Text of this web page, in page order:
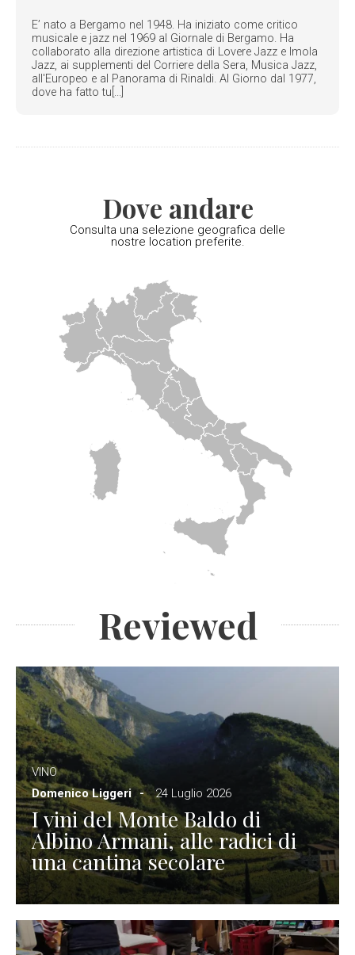
E’ nato a Bergamo nel 1948. Ha iniziato come critico
musicale e jazz nel 1969 al Giornale di Bergamo. Ha
collaborato alla direzione artistica di Lovere Jazz e Imola
Jazz, ai supplementi del Corriere della Sera, Musica Jazz,
all'Europeo e al Panorama di Rinaldi. Al Giorno dal 1977,
dove ha fatto tu[...]
Dove andare
Consulta una selezione geografica delle
nostre location preferite.
Reviewed
VINO
Domenico Liggeri
24 Luglio 2026
I vini del Monte Baldo di
Albino Armani, alle radici di
una cantina secolare